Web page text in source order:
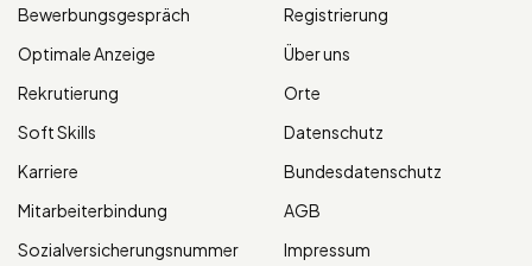
Bewerbungsgespräch
Optimale Anzeige
Rekrutierung
Soft Skills
Karriere
Mitarbeiterbindung
Sozialversicherungsnummer
Registrierung
Über uns
Orte
Datenschutz
Bundesdatenschutz
AGB
Impressum